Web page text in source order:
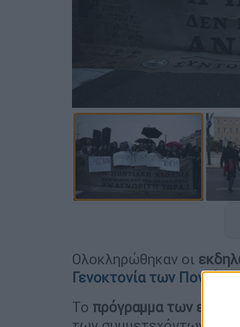
Ολοκληρώθηκαν οι
Γενοκτονία των Ποντίων
Το πρόγραμμα των